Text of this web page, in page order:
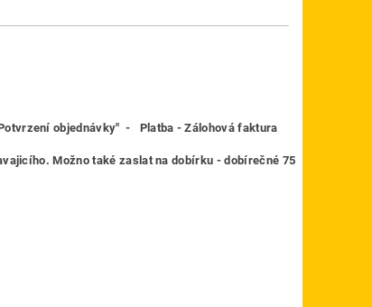
objednávky" - Platba - Zálohová faktura
Možno také zaslat na dobírku - dobírečné 75